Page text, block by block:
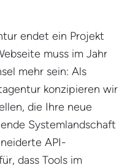
endet ein Projekt
muss im Jahr
mehr sein: Als
konzipieren wir
die Ihre neue
Systemlandschaft
API-
dass Tools im